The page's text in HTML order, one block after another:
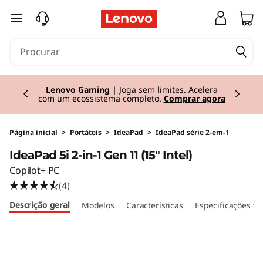
P
a
d
5
saltar para o conteúdo principal
Lenovo ThinkPad X1 Carbon Gen 14| Leve no
peso, pesado na inteligência.Compre já.
Página inicial > Portáteis > IdeaPad > IdeaPad série 2-em-1
IdeaPad 5i 2-in-1 Gen 11 (15" Intel)
Copilot+ PC
(4)
Descrição geral Modelos Características Especificações